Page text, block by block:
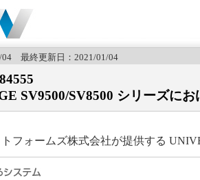
04 最終更新日：2021/01/04
SV9500/SV8500 シリーズに
フォームズ株式会社が提供する